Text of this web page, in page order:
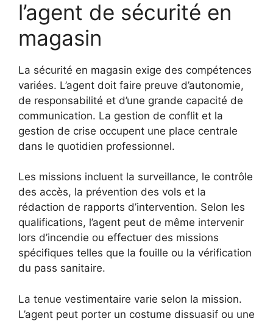
l’agent de sécurité en
magasin
La sécurité en magasin exige des compétences
variées. L’agent doit faire preuve d’autonomie,
de responsabilité et d’une grande capacité de
communication. La gestion de conflit et la
gestion de crise occupent une place centrale
dans le quotidien professionnel.
Les missions incluent la surveillance, le contrôle
des accès, la prévention des vols et la
rédaction de rapports d’intervention. Selon les
qualifications, l’agent peut de même intervenir
lors d’incendie ou effectuer des missions
spécifiques telles que la fouille ou la vérification
du pass sanitaire.
La tenue vestimentaire varie selon la mission.
L’agent peut porter un costume dissuasif ou une